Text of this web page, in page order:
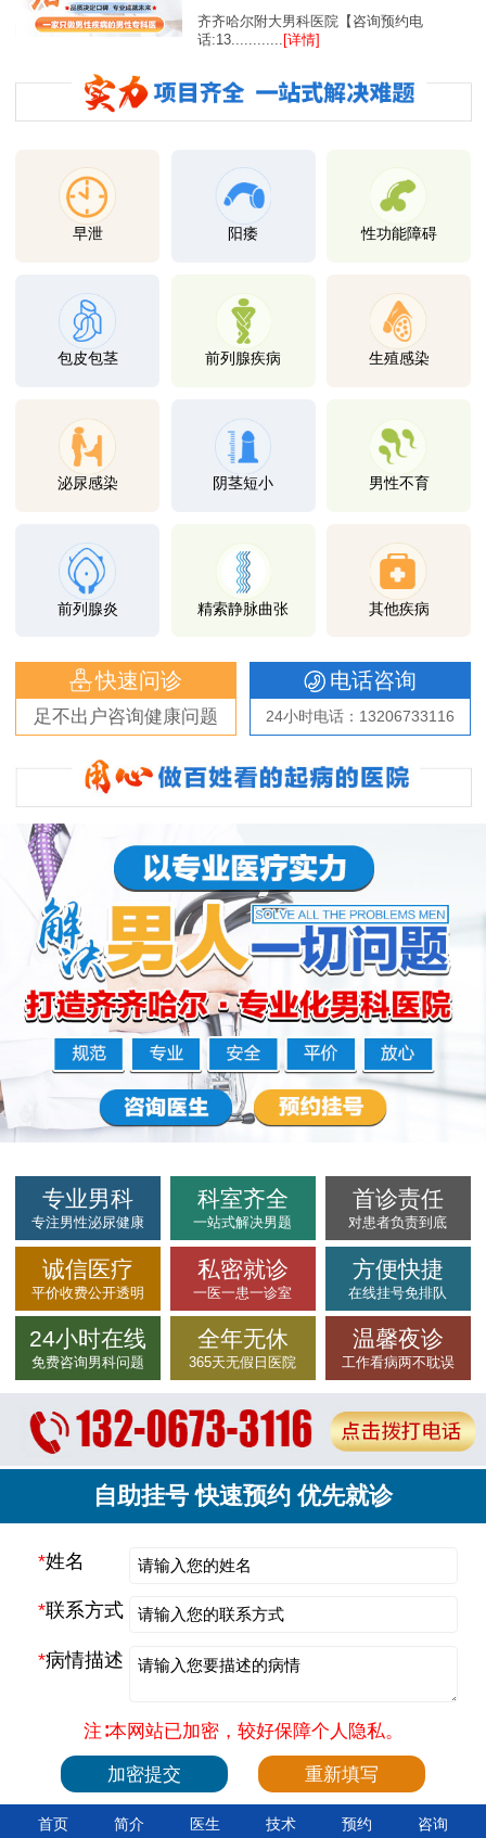
齐齐哈尔附大男科医院【咨询预约电
话:13............
[详情]
早泄 阳痿 性功能障碍
包皮包茎 前列腺疾病 生殖感染
泌尿感染 阴茎短小 男性不育
前列腺炎 精索静脉曲张 其他疾病
快速问诊
足不出户咨询健康问题
电话咨询
24小时电话：13206733116
专业男科
专注男性泌尿健康
科室齐全
一站式解决男题
首诊责任
对患者负责到底
诚信医疗
平价收费公开透明
私密就诊
一医一患一诊室
方便快捷
在线挂号免排队
24小时在线
免费咨询男科问题
全年无休
365天无假日医院
温馨夜诊
工作看病两不耽误
自助挂号 快速预约 优先就诊
*姓名
*联系方式
*病情描述
注∶本网站已加密，较好保障个人隐私。
首页 简介 医生 技术 预约 咨询